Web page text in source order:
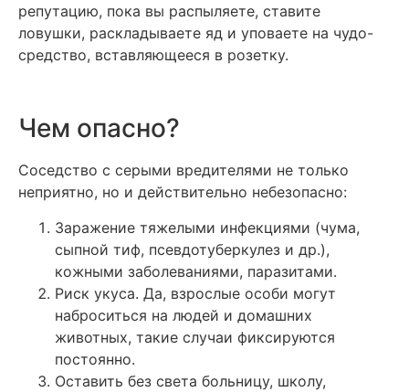
репутацию, пока вы распыляете, ставите
ловушки, раскладываете яд и уповаете на чудо-
средство, вставляющееся в розетку.
Чем опасно?
Соседство с серыми вредителями не только
неприятно, но и действительно небезопасно:
Заражение тяжелыми инфекциями (чума,
сыпной тиф, псевдотуберкулез и др.),
кожными заболеваниями, паразитами.
Риск укуса. Да, взрослые особи могут
наброситься на людей и домашних
животных, такие случаи фиксируются
постоянно.
Оставить без света больницу, школу,